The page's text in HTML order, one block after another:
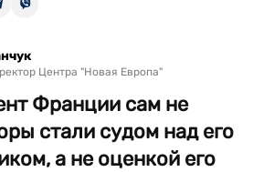
Центра "Новая Европа"
Франции сам не
стали судом над его
а не оценкой его